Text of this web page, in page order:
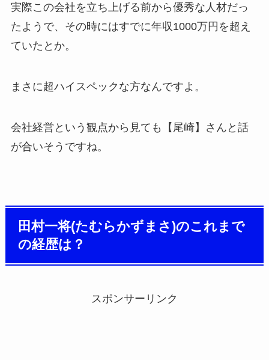
実際この会社を立ち上げる前から優秀な人材だっ
たようで、その時にはすでに年収1000万円を超え
ていたとか。
まさに超ハイスペックな方なんですよ。
会社経営という観点から見ても【尾崎】さんと話
が合いそうですね。
田村一将(たむらかずまさ)のこれまで
の経歴は？
スポンサーリンク